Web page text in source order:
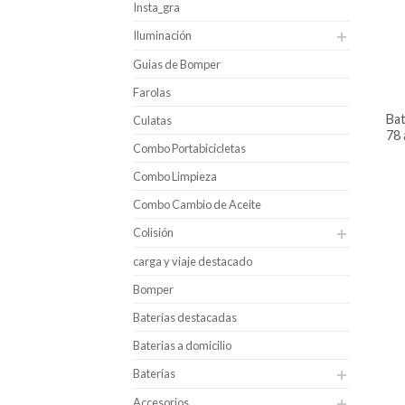
Insta_gra
Iluminación
Guias de Bomper
Farolas
Culatas
Combo Portabicicletas
Combo Limpieza
Combo Cambio de Aceite
Colisión
carga y viaje destacado
Bomper
Baterias destacadas
Baterias a domicilio
Baterías
batería para carro bosch caja 48 –
78